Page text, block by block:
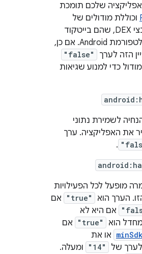
שלכם תומכת
וכוללת מודולים של
תכונות שלא יוצרים קובצי DEX, שהם בייטקוד
שעבר אופטימיזציה לפלטפורמת Android. אם כן,
הזה לערך
"false"
כדי למנוע שגיאות
לשמירת נתוני
את האפליקציה. ערך
.
מופעל לכל הפעילויות
הערך הוא
"true"
אם
אם היא לא
הוא
"true"
אם
או את
לערך של "14"
ומעלה.